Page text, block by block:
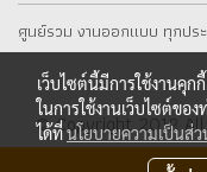
ศูนย์รวม งานออกแบบ ทุกประ
© Copyright 2012 All
ผู้เข้
เว็บไซต์นี้มีการใช้งานคุ
ในการใช้งานเว็บไซต์ขอ
ได้ที่นโยบายความเป็นส่